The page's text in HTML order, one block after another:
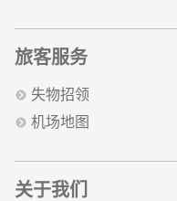
旅客服务
失物招领
机场地图
关于我们